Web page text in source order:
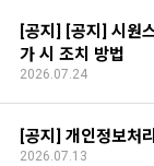
[공지] [공지] 시원
가 시 조치 방법
2026.07.24
[공지] 개인정보처
2026.07.13